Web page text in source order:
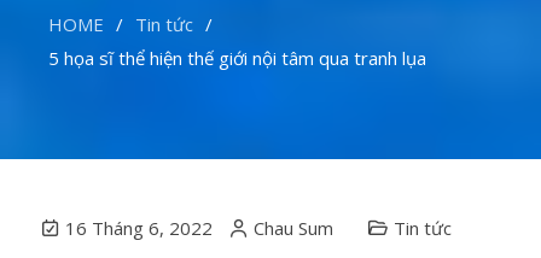
HOME
Tin tức
5 họa sĩ thể hiện thế giới nội tâm qua tranh lụa
16 Tháng 6, 2022 Chau Sum Tin tức